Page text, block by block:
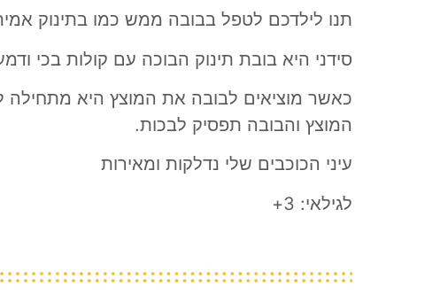
תנו לילדכם לטפל בבובה ממש כמו בתינוק
סידני היא בובת תינוק הבוכה עם קולות בכי
כאשר מוציאים לבובה את המוצץ היא מתחילה
המוצץ והבובה תפסיק לבכות.
עיני הכוכבים שלי נדלקות ומאירות
לגילאי: 3+